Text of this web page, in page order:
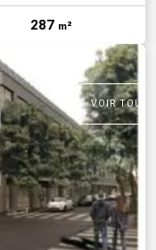
287 m²
VOIR